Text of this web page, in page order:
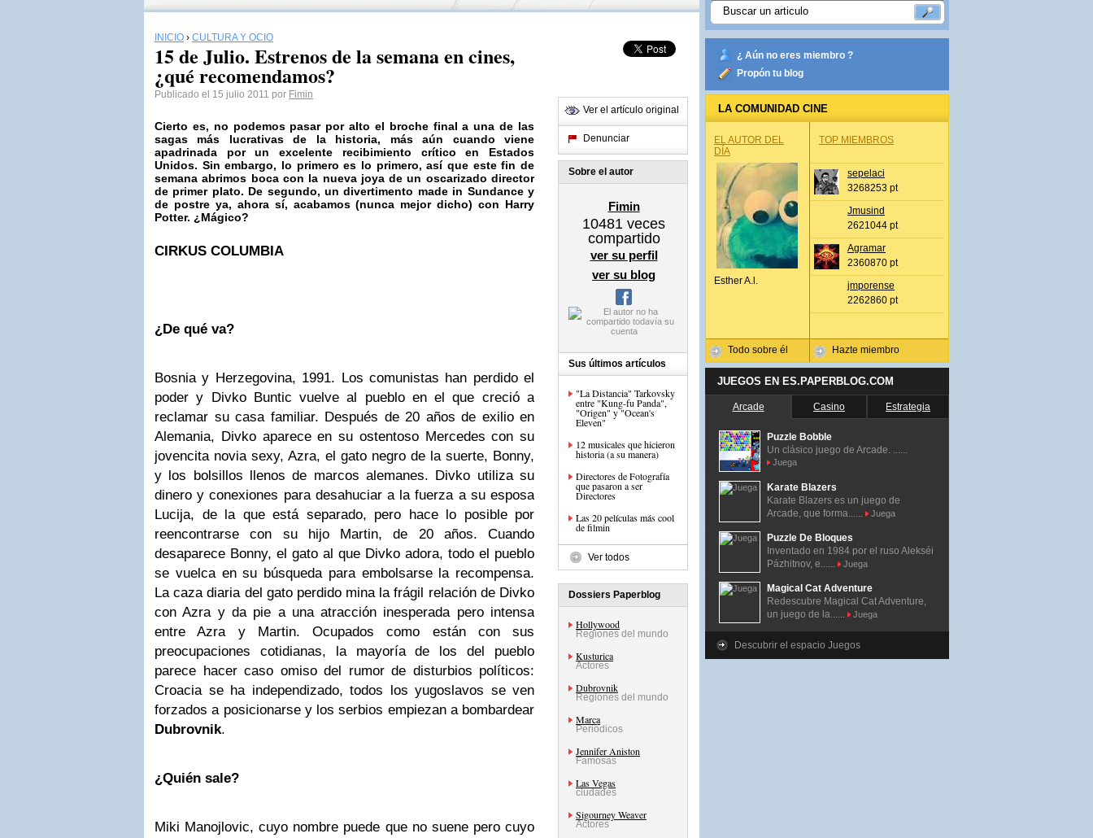
INICIO › CULTURA Y OCIO
15 de Julio. Estrenos de la semana en cines,
¿qué recomendamos?
Publicado el 15 julio 2011 por Fimin
Cierto es, no podemos pasar por alto el broche final a una de las
sagas más lucrativas de la historia, más aún cuando viene
apadrinada por un excelente recibimiento crítico en Estados
Unidos. Sin embargo, lo primero es lo primero, así que este fin de
semana abrimos boca con la nueva joya de un oscarizado director
de primer plato. De segundo, un divertimento made in Sundance y
de postre ya, ahora sí, acabamos (nunca mejor dicho) con Harry
Potter. ¿Mágico?
CIRKUS COLUMBIA
¿De qué va?
Bosnia y Herzegovina, 1991. Los comunistas han perdido el
poder y Divko Buntic vuelve al pueblo en el que creció a
reclamar su casa familiar. Después de 20 años de exilio en
Alemania, Divko aparece en su ostentoso Mercedes con su
jovencita novia sexy, Azra, el gato negro de la suerte, Bonny,
y los bolsillos llenos de marcos alemanes. Divko utiliza su
dinero y conexiones para desahuciar a la fuerza a su esposa
Lucija, de la que está separado, pero hace lo posible por
reencontrarse con su hijo Martin, de 20 años. Cuando
desaparece Bonny, el gato al que Divko adora, todo el pueblo
se vuelca en su búsqueda para embolsarse la recompensa.
La caza diaria del gato perdido mina la frágil relación de Divko
con Azra y da pie a una atracción inesperada pero intensa
entre Azra y Martin. Ocupados como están con sus
preocupaciones cotidianas, la mayoría de los del pueblo
parece hacer caso omiso del rumor de disturbios políticos:
Croacia se ha independizado, todos los yugoslavos se ven
forzados a posicionarse y los serbios empiezan a bombardear
Dubrovnik.
¿Quién sale?
Miki Manojlovic, cuyo nombre puede que no suene pero cuyo
Ver el artículo original
Denunciar
Sobre el autor
Fimin
10481 veces
compartido
ver su perfil
ver su blog
Sus últimos artículos
"La Distancia" Tarkovsky
entre "Kung-fu Panda",
"Origen" y "Ocean's
Eleven"
12 musicales que hicieron
historia (a su manera)
Directores de Fotografía
que pasaron a ser
Directores
Las 20 películas más cool
de filmin
Ver todos
Dossiers Paperblog
Hollywood
Regiones del mundo
Kusturica
Actores
Dubrovnik
Regiones del mundo
Marca
Periódicos
Jennifer Aniston
Famosas
Las Vegas
ciudades
Sigourney Weaver
Actores
¿ Aún no eres miembro ?
Propón tu blog
LA COMUNIDAD CINE
EL AUTOR DEL
DÍA
Esther A.l.
Todo sobre él
TOP MIEMBROS
sepelaci
3268253 pt
Jmusind
2621044 pt
Agramar
2360870 pt
jmporense
2262860 pt
Hazte miembro
JUEGOS EN ES.PAPERBLOG.COM
Arcade Casino Estrategia
Puzzle Bobble
Un clásico juego de Arcade. ......
Juega
Karate Blazers
Karate Blazers es un juego de
Arcade, que forma......
Juega
Puzzle De Bloques
Inventado en 1984 por el ruso Alekséi
Pázhitnov, e......
Juega
Magical Cat Adventure
Redescubre Magical Cat Adventure,
un juego de la......
Juega
Descubrir el espacio Juegos